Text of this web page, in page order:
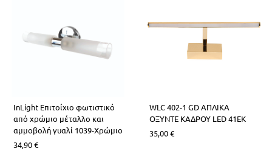
InLight Επιτοίχιο φωτιστικό
από χρώμιο μέταλλο και
αμμοβολή γυαλί 1039-Χρώμιο
34,90€
WLC 402-1 GD ΑΠΛΙΚΑ
ΟΞΥΝΤΕ ΚΑΔΡΟΥ LED 41EK
35,00€